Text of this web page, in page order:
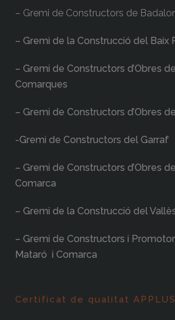
– Gremi de Constructors de
– Gremi de la Construcció del Baix
– Gremi de Constructors d’Obres
Comarques
– Gremi de Constructors d’Obres
-Gremi de Constructors del Garraf
– Gremi de Constructors d’Obres
Comarca
– Gremi de la Construcció del
– Gremi de Constructors i
Mataró i Comarca
Certificat de qualitat APPLUS